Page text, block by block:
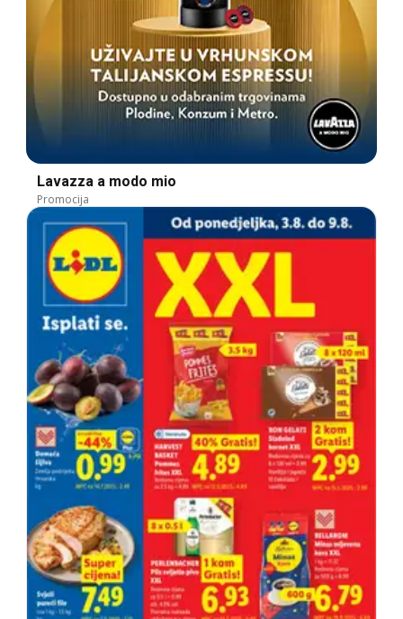
Lavazza a modo mio
Promocija